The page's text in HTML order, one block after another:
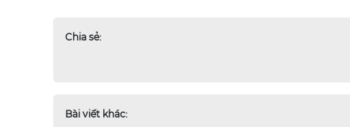
Chia sẻ:
Bài viết khác: